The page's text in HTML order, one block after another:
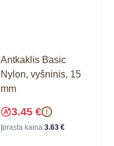
Antkaklis Basic
Nylon, vyšninis, 15
mm
3.45 € !
Įprasta kaina:3.63 €